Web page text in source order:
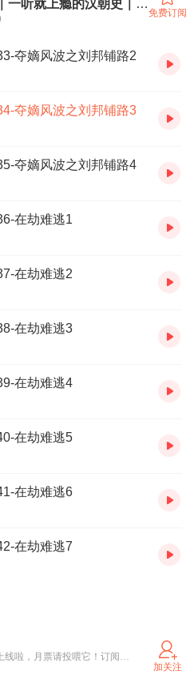
一听就上瘾的汉朝史｜朱
免费订阅
夺嫡风波之刘邦铺路2
夺嫡风波之刘邦铺路3
夺嫡风波之刘邦铺路4
在劫难逃1
在劫难逃2
在劫难逃3
在劫难逃4
在劫难逃5
在劫难逃6
在劫难逃7
大热新品《权力法则》上线啦，月票请投喂它！订阅评论有惊喜！
加关注